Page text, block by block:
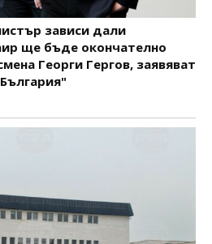
зависи дали
ще бъде окончателно
Георги Гергов, заявяват